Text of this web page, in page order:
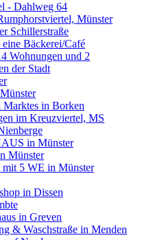
- Dahlweg 64
Münster
Schillerstraße
Bäckerei/Café
Wohnungen und 2
der Stadt
in Borken
im Kreuzviertel, MS
in Münster
Münster
5 WE in Münster
in Dissen
in Greven
& Waschstraße in Menden